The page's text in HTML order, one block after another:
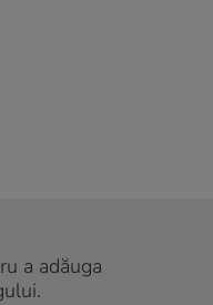
a adăuga